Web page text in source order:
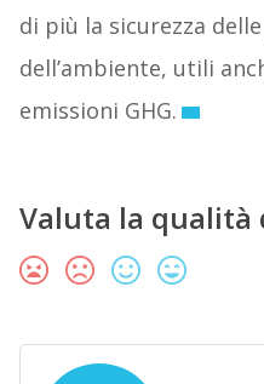
di più la sicurezza
dell’ambiente, utili
emissioni GHG.
Valuta la qualità